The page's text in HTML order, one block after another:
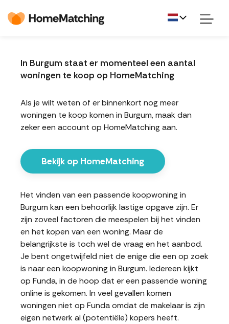
In Burgum staat er momenteel een aantal
woningen te koop op HomeMatching
Als je wilt weten of er binnenkort nog meer
woningen te koop komen in Burgum, maak dan
zeker een account op HomeMatching aan.
Bekijk op HomeMatching
Het vinden van een passende koopwoning in
Burgum kan een behoorlijk lastige opgave zijn. Er
zijn zoveel factoren die meespelen bij het vinden
en het kopen van een woning. Maar de
belangrijkste is toch wel de vraag en het aanbod.
Je bent ongetwijfeld niet de enige die een op zoek
is naar een koopwoning in Burgum. Iedereen kijkt
op Funda, in de hoop dat er een passende woning
online is gekomen. In veel gevallen komen
woningen niet op Funda omdat de makelaar is zijn
eigen netwerk al (potentiële) kopers heeft.